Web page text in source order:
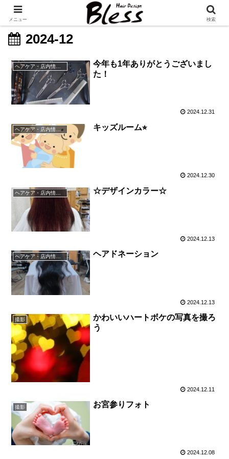
2024-12
ヘアケア・店内情報（キャンペーン以外）など
今年も1年ありがとうございまし
た！
2024.12.31
ヘアケア・店内情報（キャンペーン以外）など キッズルーム⭐︎
2024.12.30
ヘアケア・店内情報（キャンペーン以外）など ☆デザインカラー☆
2024.12.13
ヘアケア・店内情報（キャンペーン以外）など ヘアドネーション
2024.12.13
撮影
かわいいハートボケの写真を撮ろ
う
2024.12.11
撮影 お宮参りフォト
2024.12.08
メニュー 検索